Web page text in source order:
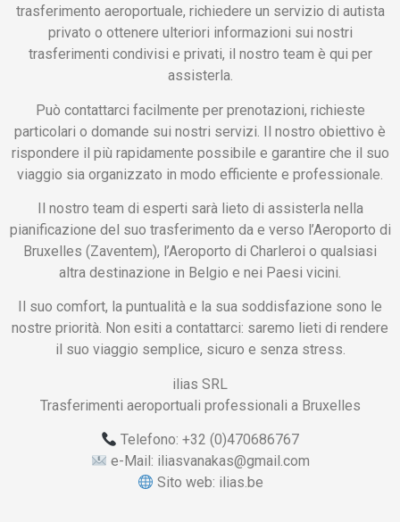
trasferimento aeroportuale, richiedere un servizio di autista
privato o ottenere ulteriori informazioni sui nostri
trasferimenti condivisi e privati, il nostro team è qui per
assisterla.
Può contattarci facilmente per prenotazioni, richieste
particolari o domande sui nostri servizi. Il nostro obiettivo è
rispondere il più rapidamente possibile e garantire che il suo
viaggio sia organizzato in modo efficiente e professionale.
Il nostro team di esperti sarà lieto di assisterla nella
pianificazione del suo trasferimento da e verso l’Aeroporto di
Bruxelles (Zaventem), l’Aeroporto di Charleroi o qualsiasi
altra destinazione in Belgio e nei Paesi vicini.
Il suo comfort, la puntualità e la sua soddisfazione sono le
nostre priorità. Non esiti a contattarci: saremo lieti di rendere
il suo viaggio semplice, sicuro e senza stress.
ilias SRL
Trasferimenti aeroportuali professionali a Bruxelles
Telefono: +32 (0)470686767
e-Mail: iliasvanakas@gmail.com
Sito web: ilias.be